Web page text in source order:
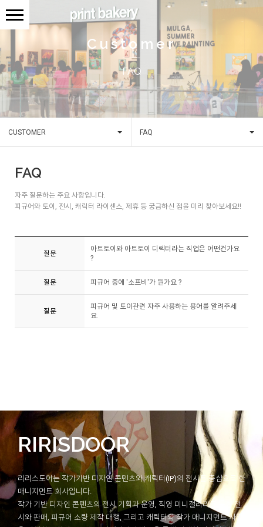
Customer
FAQ
CUSTOMER FAQ
FAQ
자주 질문하는 주요 사항입니다.
피규어와 토이, 전시, 캐릭터 라이센스, 제휴 등 궁금하신 점을 미리 찾아보세요!!
질문
아트토이와 아트토이 디렉터라는 직업은 어떤건가요
?
질문 피규어 중에 '소프비'가 뭔가요 ?
질문
피규어 및 토이관련 자주 사용하는 용어를 알려주세
요.
RIRISDOOR
리리스도어는 작가기반 디자인 콘텐츠와 캐릭터(IP)의 전시를 중심으로 한
매니지먼트 회사입니다.
작가 기반 디자인 콘텐츠의 전시 기획과 운영, 직영 미니갤러리를 통한 전
시와 판매, 피규어 소량 제작 대행, 그리고 캐릭터와 작가 매니지먼트 사업